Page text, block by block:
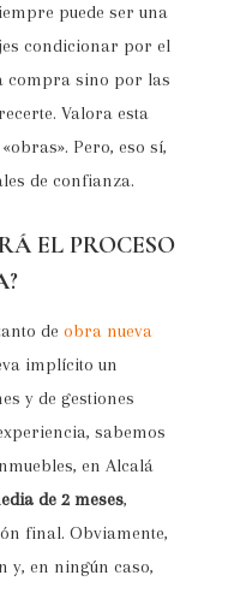
puede ser una
condicionar por el
compra sino por las
Valora esta
Pero, eso sí,
de confianza.
EL PROCESO
deobra nueva
implícito un
y de gestiones
sabemos
en Alcalá
de 2 meses,
final. Obviamente,
y, en ningún caso,